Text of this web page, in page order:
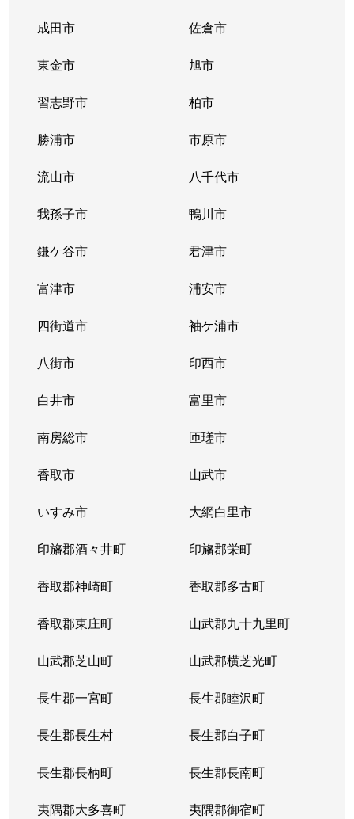
成田市 佐倉市
東金市 旭市
習志野市 柏市
勝浦市 市原市
流山市 八千代市
我孫子市 鴨川市
鎌ケ谷市 君津市
富津市 浦安市
四街道市 袖ケ浦市
八街市 印西市
白井市 富里市
南房総市 匝瑳市
香取市 山武市
いすみ市 大網白里市
印旛郡酒々井町 印旛郡栄町
香取郡神崎町 香取郡多古町
香取郡東庄町 山武郡九十九里町
山武郡芝山町 山武郡横芝光町
長生郡一宮町 長生郡睦沢町
長生郡長生村 長生郡白子町
長生郡長柄町 長生郡長南町
夷隅郡大多喜町 夷隅郡御宿町